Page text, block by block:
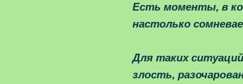
Есть моменты, в
настолько
Для таких
злость,